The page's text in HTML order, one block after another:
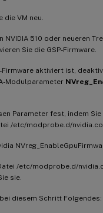
die VM neu.
NVIDIA 510 oder neueren
Sie die GSP-Firmware.
Firmware aktiviert ist,
Modulparameter
Parameter fest, indem
/etc/modprobe.d/
/etc/modprobe.d/
sie.
diesem Schritt Folgendes: